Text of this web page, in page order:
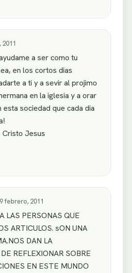
a ser como tu
en los cortos dias
a ti y a sevir al projimo
en la iglesia y a orar
esta sociedad que cada dia
Cristo Jesus
9 febrero, 2011
LAS PERSONAS QUE
ARTICULOS. sON UNA
DAN LA
REFLEXIONAR SOBRE
EN ESTE MUNDO